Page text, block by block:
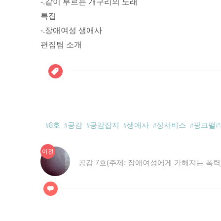
특집
-.장애여성 생애사
편집팀 소개
8호 공감 공감잡지 생애사 성서비스 핑크팰
글
탐
색
이전
이
전
글:
공감 7호(주제: 장애여성에게 가해지는 폭